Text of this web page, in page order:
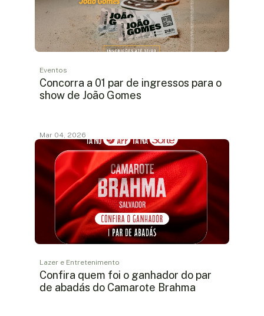
Eventos
Concorra a 01 par de ingressos para o
show de João Gomes
Mar 04, 2026
Lazer e Entretenimento
Confira quem foi o ganhador do par
de abadás do Camarote Brahma